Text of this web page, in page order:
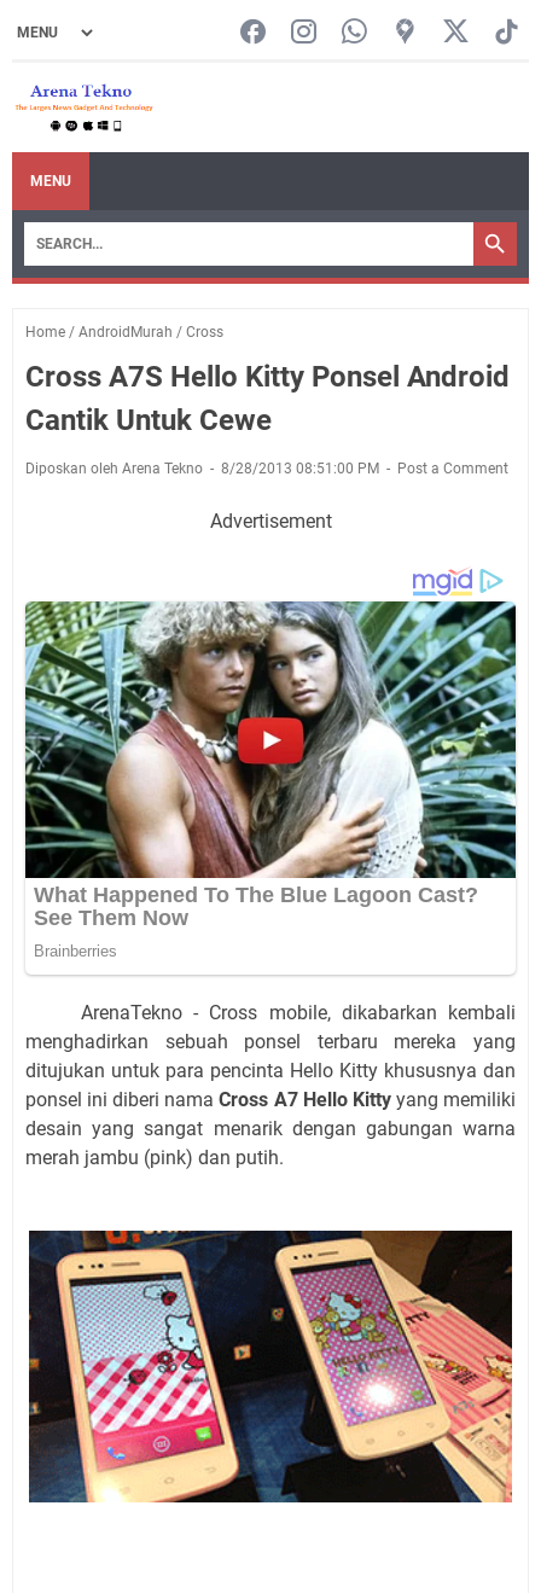
MENU
Home / AndroidMurah / Cross
Cross A7S Hello Kitty Ponsel Android
Cantik Untuk Cewe
Diposkan oleh Arena Tekno 8/28/2013 08:51:00 PM Post a Comment
Advertisement
ArenaTekno - Cross mobile, dikabarkan kembali
menghadirkan sebuah ponsel terbaru mereka yang
ditujukan untuk para pencinta Hello Kitty khususnya dan
ponsel ini diberi namaCross A7 Hello Kitty yang memiliki
desain yang sangat menarik dengan gabungan warna
merah jambu (pink) dan putih.